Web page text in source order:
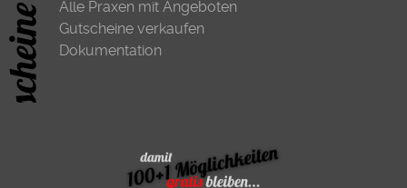
Alle Praxen mit Angeboten
Gutscheine verkaufen
Dokumentation